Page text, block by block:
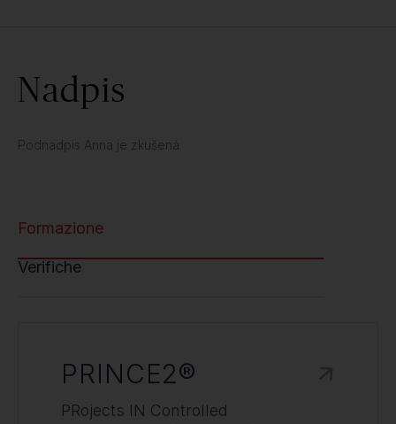
Nadpis
Podnadpis Anna je zkušená
Formazione
Verifiche
PRINCE2®
PRojects IN Controlled